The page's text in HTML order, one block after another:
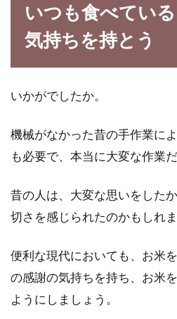
いつも食べてい
気持ちを持とう
いかがでしたか。
機械がなかった昔の手作業に
も必要で、本当に大変な作業
昔の人は、大変な思いをした
切さを感じられたのかもしれま
便利な現代においても、お米
の感謝の気持ちを持ち、お米
ようにしましょう。